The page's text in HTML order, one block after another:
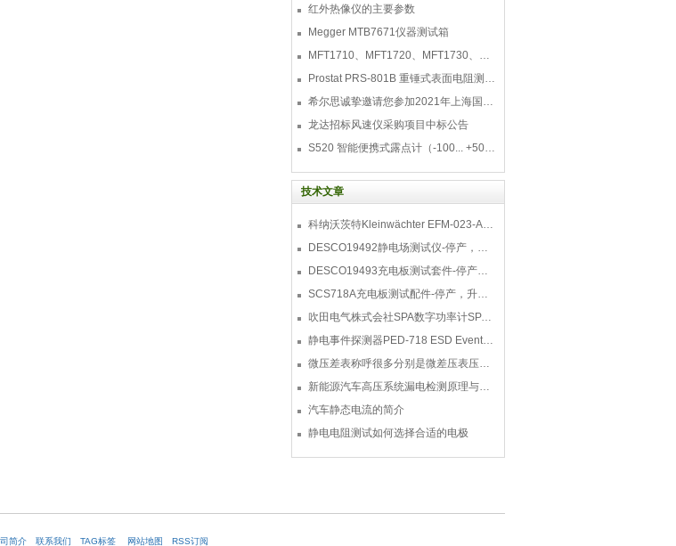
红外热像仪的主要参数
Megger MTB7671仪器测试箱
MFT1710、MFT1720、MFT1730、MFT1735多功能测试仪
Prostat PRS-801B 重锤式表面电阻测量仪
希尔思诚挚邀请您参加2021年上海国际压缩机及设
龙达招标风速仪采购项目中标公告
S520 智能便携式露点计（-100... +50 °C TD）
技术文章
科纳沃茨特Kleinwächter EFM-023-AKC静电测试仪套件-EFM023AKC KIT
DESCO19492静电场测试仪-停产，替代型号770716
DESCO19493充电板测试套件-停产，替代型号718+770719
SCS718A充电板测试配件-停产，升级型号770719
吹田电气株式会社SPA数字功率计SPA3000/SPA2000/SPA1000
静电事件探测器PED-718 ESD Event Detector
微压差表称呼很多分别是微差压表压差计微压表
新能源汽车高压系统漏电检测原理与故障检修
汽车静态电流的简介
静电电阻测试如何选择合适的电极
简介 联系我们 TAG标签 网站地图 RSS订阅